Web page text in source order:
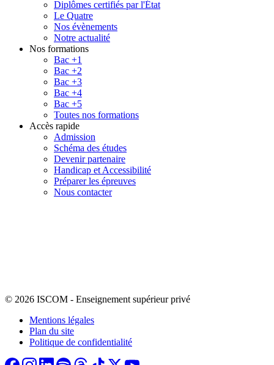
Diplômes certifiés par l'État
Le Quatre
Nos évènements
Notre actualité
Nos formations
Bac +1
Bac +2
Bac +3
Bac +4
Bac +5
Toutes nos formations
Accès rapide
Admission
Schéma des études
Devenir partenaire
Handicap et Accessibilité
Préparer les épreuves
Nous contacter
© 2026 ISCOM - Enseignement supérieur privé
Mentions légales
Plan du site
Politique de confidentialité